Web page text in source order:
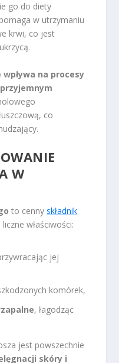
go do diety
w utrzymaniu
krwi, co jest
na procesy
co
W
to cennyskładnik
właściwości:
jej
komórek,
, łagodząc
jest powszechnie
skóry i